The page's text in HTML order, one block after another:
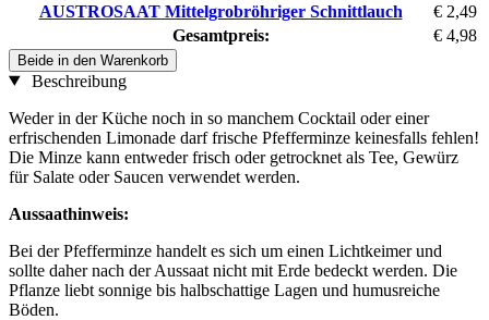
AUSTROSAAT Mittelgrobröhriger Schnittlauch
€ 2,49
Gesamtpreis:
€ 4,98
Beide in den Warenkorb
Beschreibung
Weder in der Küche noch in so manchem Cocktail oder einer
erfrischenden Limonade darf frische Pfefferminze keinesfalls fehlen!
Die Minze kann entweder frisch oder getrocknet als Tee, Gewürz
für Salate oder Saucen verwendet werden.
Aussaathinweis:
Bei der Pfefferminze handelt es sich um einen Lichtkeimer und
sollte daher nach der Aussaat nicht mit Erde bedeckt werden. Die
Pflanze liebt sonnige bis halbschattige Lagen und humusreiche
Böden.